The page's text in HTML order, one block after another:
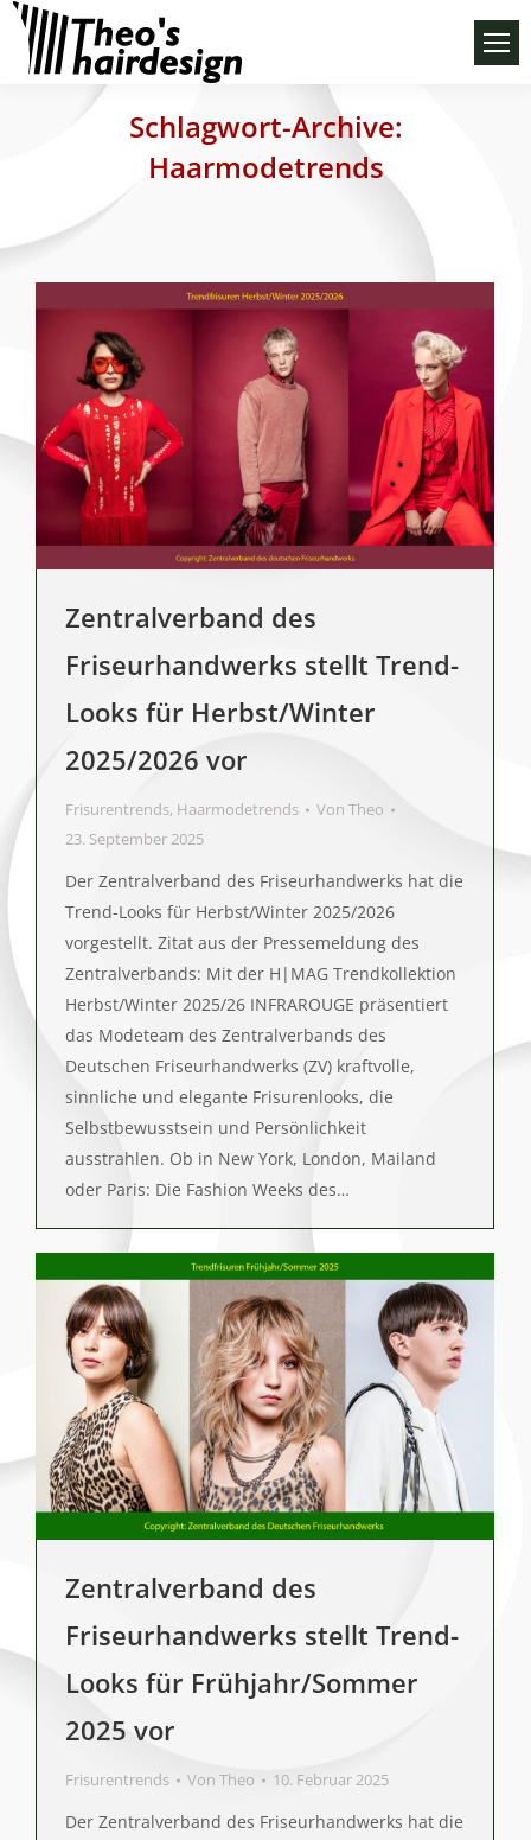
Schlagwort-Archive:
Haarmodetrends
Zentralverband des
Friseurhandwerks stellt Trend-
Looks für Herbst/Winter
2025/2026 vor
Frisurentrends, Haarmodetrends Von Theo
23. September 2025
Der Zentralverband des Friseurhandwerks hat die
Trend-Looks für Herbst/Winter 2025/2026
vorgestellt. Zitat aus der Pressemeldung des
Zentralverbands: Mit der H|MAG Trendkollektion
Herbst/Winter 2025/26 INFRAROUGE präsentiert
das Modeteam des Zentralverbands des
Deutschen Friseurhandwerks (ZV) kraftvolle,
sinnliche und elegante Frisurenlooks, die
Selbstbewusstsein und Persönlichkeit
ausstrahlen. Ob in New York, London, Mailand
oder Paris: Die Fashion Weeks des…
Zentralverband des
Friseurhandwerks stellt Trend-
Looks für Frühjahr/Sommer
2025 vor
Frisurentrends Von Theo 10. Februar 2025
Der Zentralverband des Friseurhandwerks hat die